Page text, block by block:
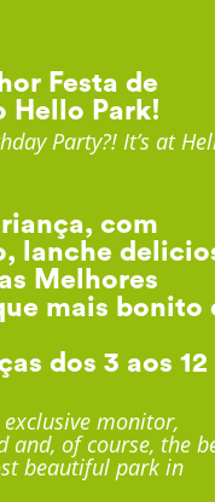
de
desde 24€ por
Festa de
Hello Park!
Party?! It’s at
com
lanche
Melhores
mais bonito
dos 3 aos 12
monitor,
and, of course, the
beautiful park in